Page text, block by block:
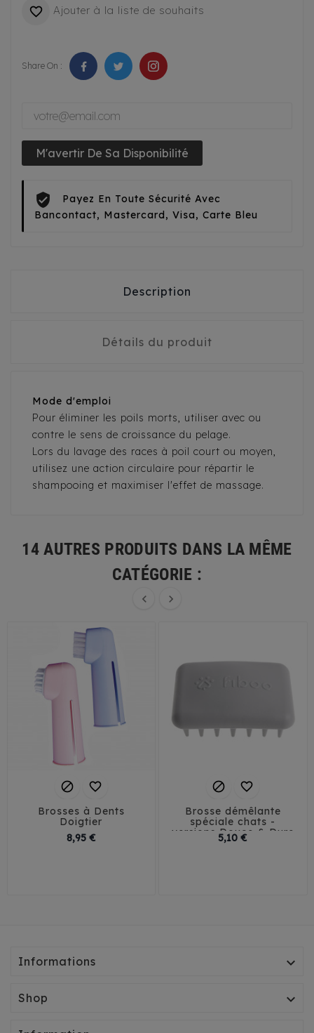
 Ajouter à la liste de souhaits
Share On :
M'avertir De Sa Disponibilité
Payez En Toute Sécurité Avec
Bancontact, Mastercard, Visa, Carte Bleu
Description
Détails du produit
Mode d'emploi
Pour éliminer les poils morts, utiliser avec ou
contre le sens de croissance du pelage.
Lors du lavage des races à poil court ou moyen,
utilisez une action circulaire pour répartir le
shampooing et maximiser l'effet de massage.
14 AUTRES PRODUITS DANS LA MÊME
CATÉGORIE :
 
 
Brosses à Dents
Doigtier
8,95 €Prix
 
Brosse démêlante
spéciale chats -
versions Douce & Dure
5,10 €
Informations 
Shop 